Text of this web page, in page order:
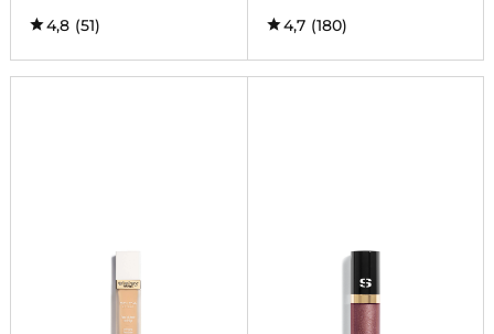
4,8 (51) 4,7 (180)